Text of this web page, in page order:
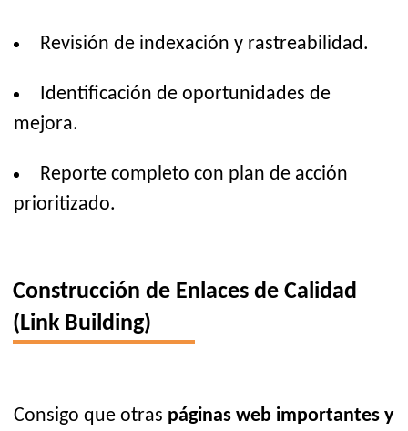
Revisión de indexación y rastreabilidad.
Identificación de oportunidades de
mejora.
Reporte completo con plan de acción
prioritizado.
Construcción de Enlaces de Calidad
(Link Building)
Consigo que otras páginas web importantes y